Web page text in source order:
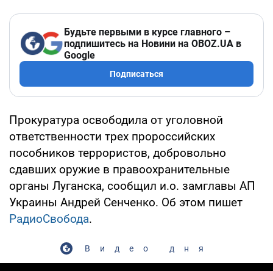
Будьте первыми в курсе главного –
подпишитесь на Новини на OBOZ.UA в
Google
Подписаться
Прокуратура освободила от уголовной
ответственности трех пророссийских
пособников террористов, добровольно
сдавших оружие в правоохранительные
органы Луганска, сообщил и.о. замглавы АП
Украины Андрей Сенченко. Об этом пишет
РадиоСвобода.
Видео дня